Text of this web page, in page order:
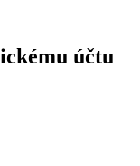
účtu